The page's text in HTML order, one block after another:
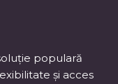
populară
și acces